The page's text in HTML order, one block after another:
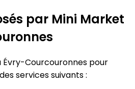
par Mini Market
Évry-Courcouronnes pour
services suivants :